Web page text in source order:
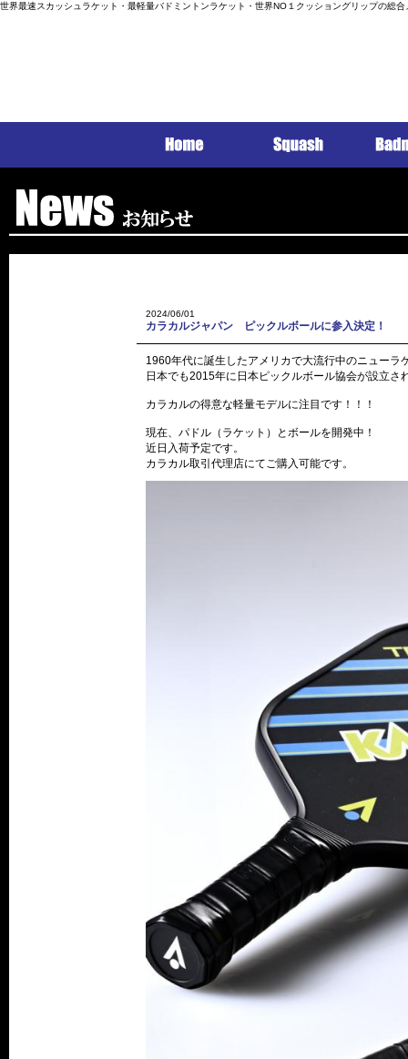
世界最速スカッシュラケット・最軽量バドミントンラケット・世界NO１クッショングリップの総
2024/06/01
カラカルジャパン ピックルボールに参入決定！
1960年代に誕生したアメリカで大流行中のニューラ
日本でも2015年に日本ピックルボール協会が設立
カラカルの得意な軽量モデルに注目です！！！
現在、パドル（ラケット）とボールを開発中！
近日入荷予定です。
カラカル取引代理店にてご購入可能です。